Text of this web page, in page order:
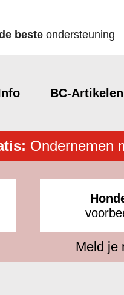
beste ondersteuning
BC-Artikelen
Ondernemen
Meld je